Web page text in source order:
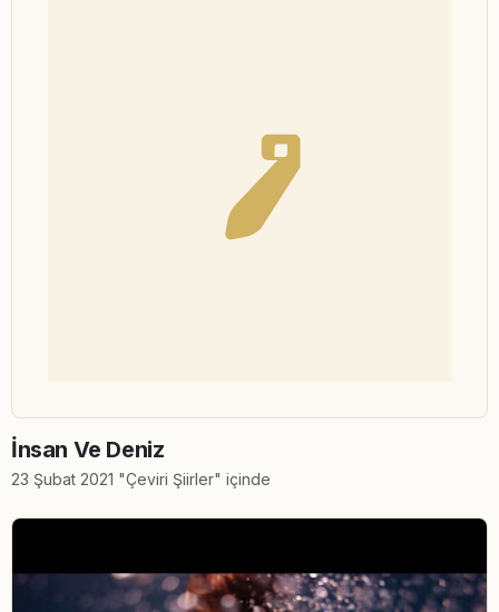
İnsan Ve Deniz
23 Şubat 2021 "Çeviri Şiirler" içinde